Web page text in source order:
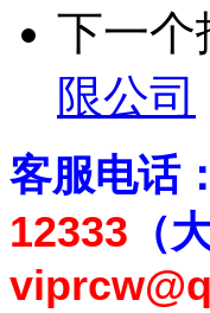
下一个
限公司
客服电话：
12333 （